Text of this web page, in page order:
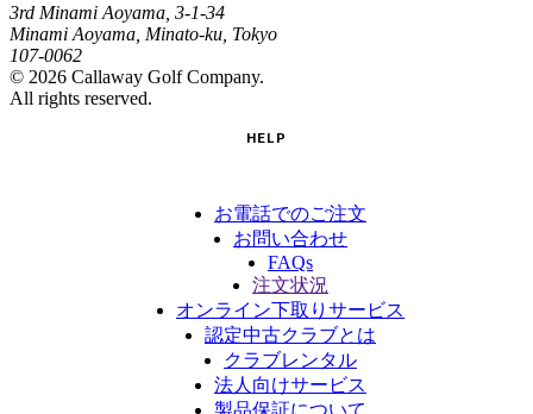
3rd Minami Aoyama, 3-1-34
Minami Aoyama, Minato-ku, Tokyo
107-0062
© 2026 Callaway Golf Company.
All rights reserved.
HELP
お電話でのご注文
お問い合わせ
FAQs
注文状況
オンライン下取りサービス
認定中古クラブとは
クラブレンタル
法人向けサービス